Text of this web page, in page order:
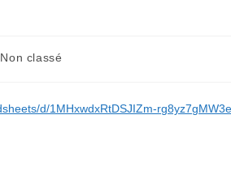
Non classé
d/1MHxwdxRtDSJIZm-